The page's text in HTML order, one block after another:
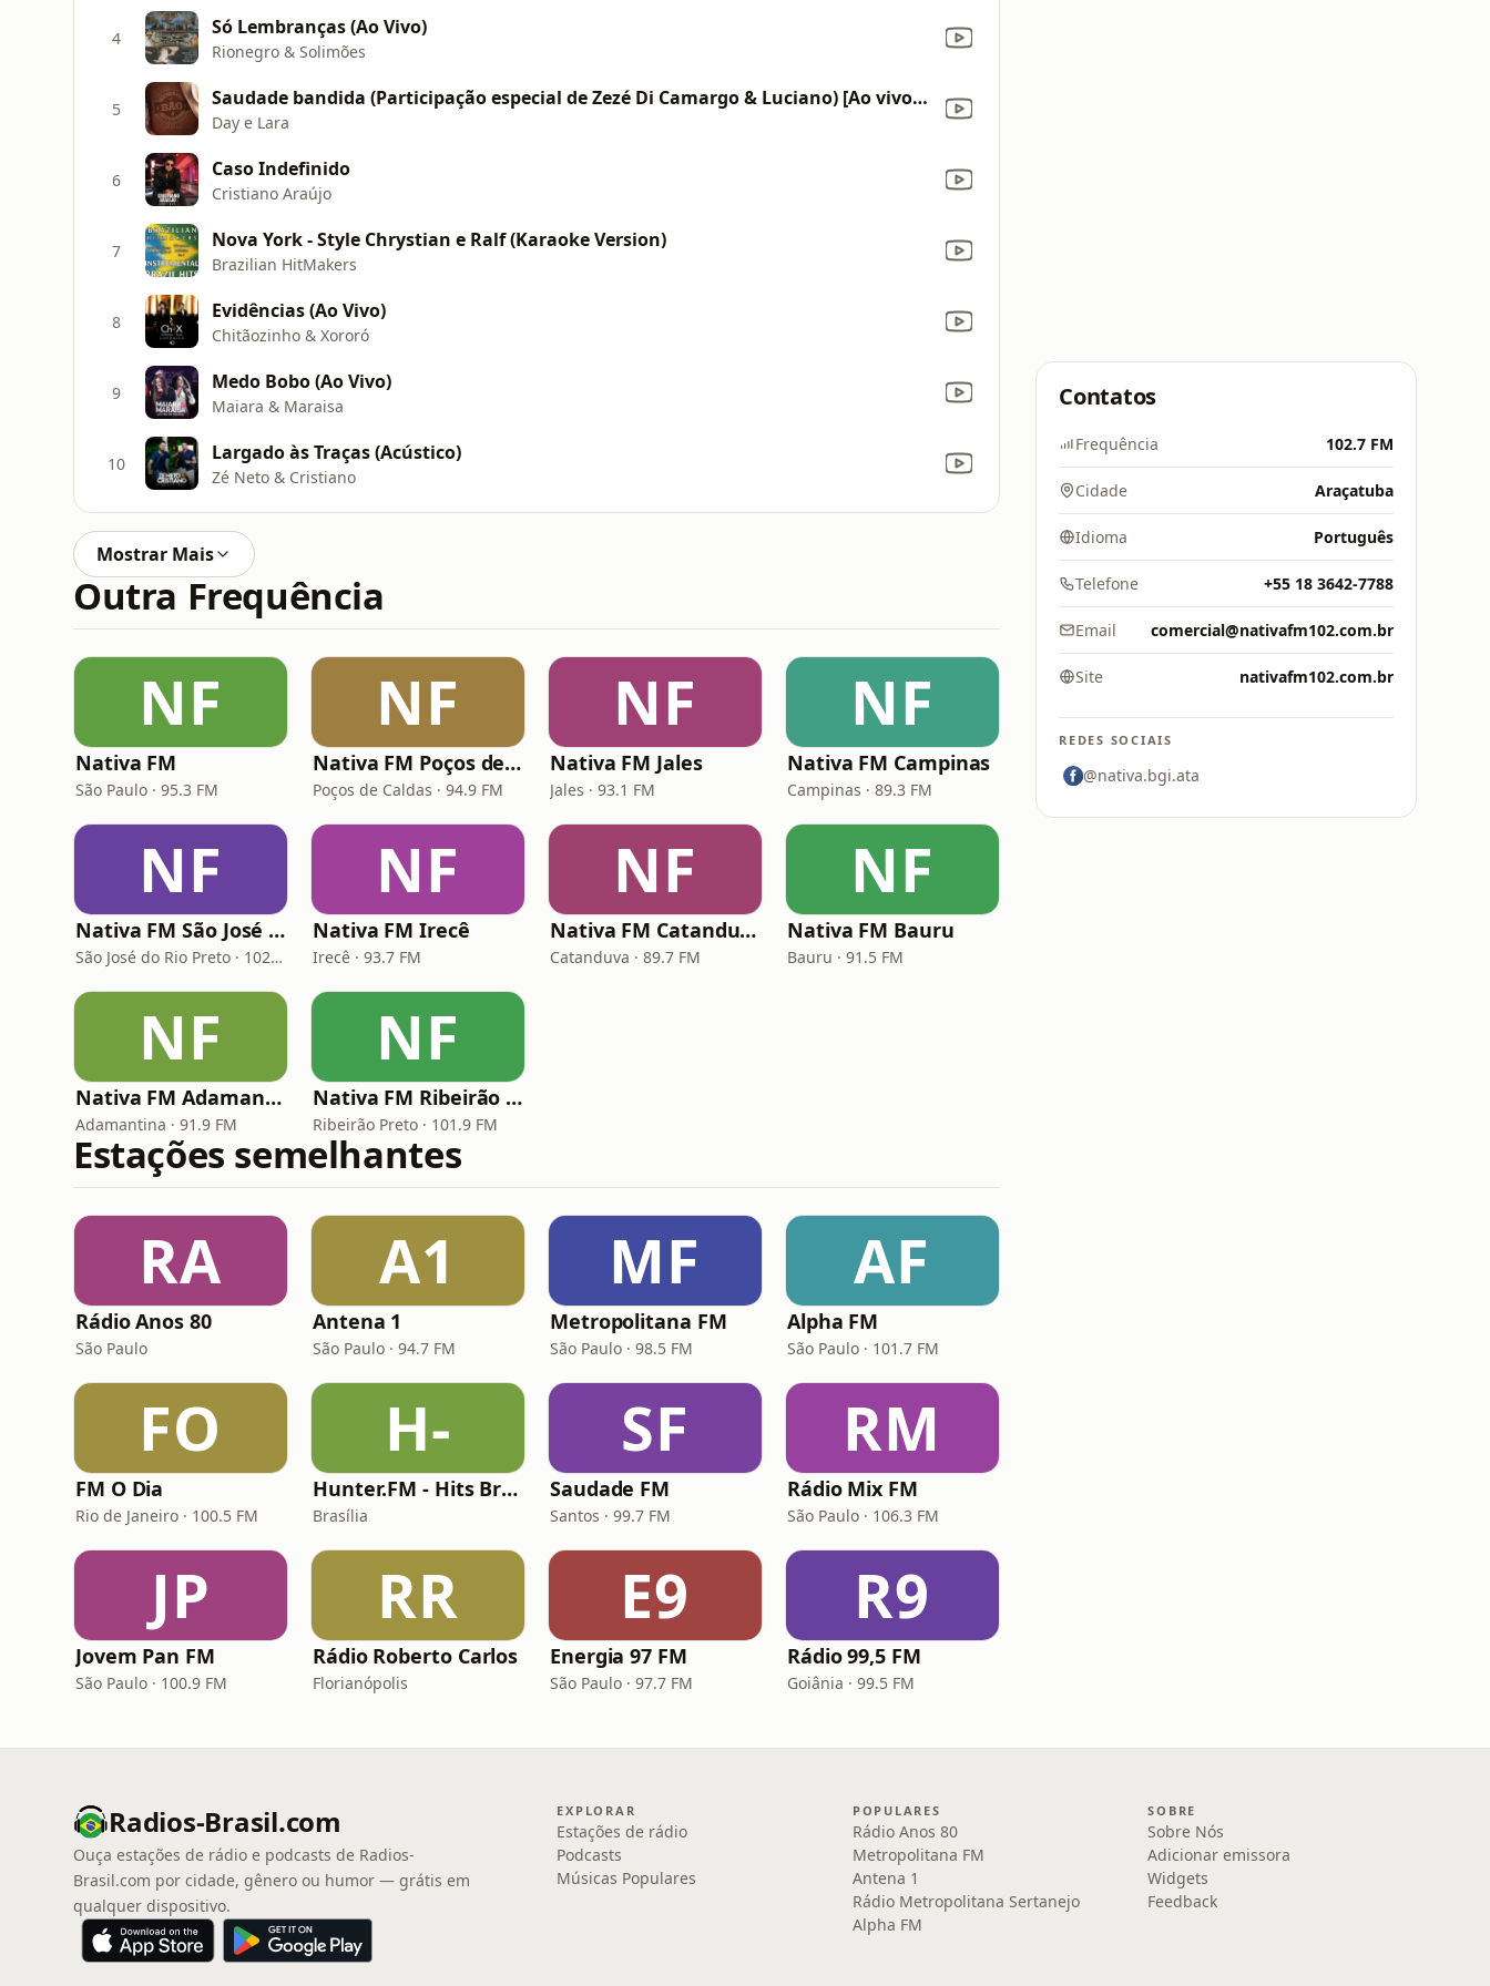
4 Só Lembranças (Ao Vivo)
Rionegro & Solimões
5 Saudade bandida (Participação especial de Zezé Di Camargo & Luciano) [Ao vivo] [feat. Zezé Di Camargo & Luciano]
Day e Lara
6 Caso Indefinido
Cristiano Araújo
7 Nova York - Style Chrystian e Ralf (Karaoke Version)
Brazilian HitMakers
8 Evidências (Ao Vivo)
Chitãozinho & Xororó
9 Medo Bobo (Ao Vivo)
Maiara & Maraisa
10 Largado às Traças (Acústico)
Zé Neto & Cristiano
Mostrar Mais
Outra Frequência
NF
Nativa FM
São Paulo · 95.3 FM
NF
Nativa FM Poços de Caldas
Poços de Caldas · 94.9 FM
NF
Nativa FM Jales
Jales · 93.1 FM
NF
Nativa FM Campinas
Campinas · 89.3 FM
NF
Nativa FM São José do Rio Preto
São José do Rio Preto · 102.1 FM
NF
Nativa FM Irecê
Irecê · 93.7 FM
NF
Nativa FM Catanduva
Catanduva · 89.7 FM
NF
Nativa FM Bauru
Bauru · 91.5 FM
NF
Nativa FM Adamantina
Adamantina · 91.9 FM
NF
Nativa FM Ribeirão Preto
Ribeirão Preto · 101.9 FM
Estações semelhantes
RA
Rádio Anos 80
São Paulo
A1
Antena 1
São Paulo · 94.7 FM
MF
Metropolitana FM
São Paulo · 98.5 FM
AF
Alpha FM
São Paulo · 101.7 FM
FO
FM O Dia
Rio de Janeiro · 100.5 FM
H-
Hunter.FM - Hits Brasil
Brasília
SF
Saudade FM
Santos · 99.7 FM
RM
Rádio Mix FM
São Paulo · 106.3 FM
JP
Jovem Pan FM
São Paulo · 100.9 FM
RR
Rádio Roberto Carlos
Florianópolis
E9
Energia 97 FM
São Paulo · 97.7 FM
R9
Rádio 99,5 FM
Goiânia · 99.5 FM
Contatos
Frequência 102.7 FM
Cidade Araçatuba
Idioma Português
Telefone +55 18 3642-7788
Email comercial@nativafm102.com.br
Site nativafm102.com.br
REDES SOCIAIS
@nativa.bgi.ata
Radios-Brasil.com
Ouça estações de rádio e podcasts de Radios-
Brasil.com por cidade, gênero ou humor — grátis em
qualquer dispositivo.
EXPLORAR
Estações de rádio
Podcasts
Músicas Populares
POPULARES
Rádio Anos 80
Metropolitana FM
Antena 1
Rádio Metropolitana Sertanejo
Alpha FM
SOBRE
Sobre Nós
Adicionar emissora
Widgets
Feedback